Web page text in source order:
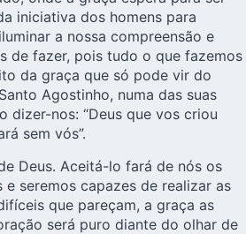
iniciativa dos homens para
a nossa compreensão e
de fazer, pois tudo o que fazemos
da graça que só pode vir do
Agostinho, numa das suas
dizer-nos: “Deus que vos criou
sem vós”.
Deus. Aceitá-lo fará de nós os
e seremos capazes de realizar as
que pareçam, a graça as
será puro diante do olhar de